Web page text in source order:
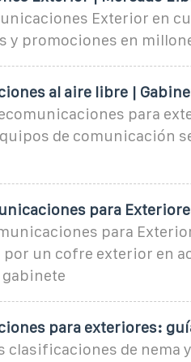
Exterior en
y promociones en
al aire libre |
para
de comunicación
para
para
por un cofre exterior en
para exteriores:
clasificaciones de nema